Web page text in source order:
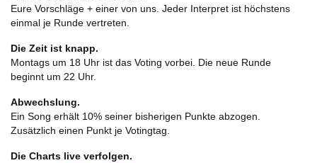
Eure Vorschläge + einer von uns. Jeder Interpret ist höchstens
einmal je Runde vertreten.
Die Zeit ist knapp.
Montags um 18 Uhr ist das Voting vorbei. Die neue Runde
beginnt um 22 Uhr.
Abwechslung.
Ein Song erhält 10% seiner bisherigen Punkte abzogen.
Zusätzlich einen Punkt je Votingtag.
Die Charts live verfolgen.